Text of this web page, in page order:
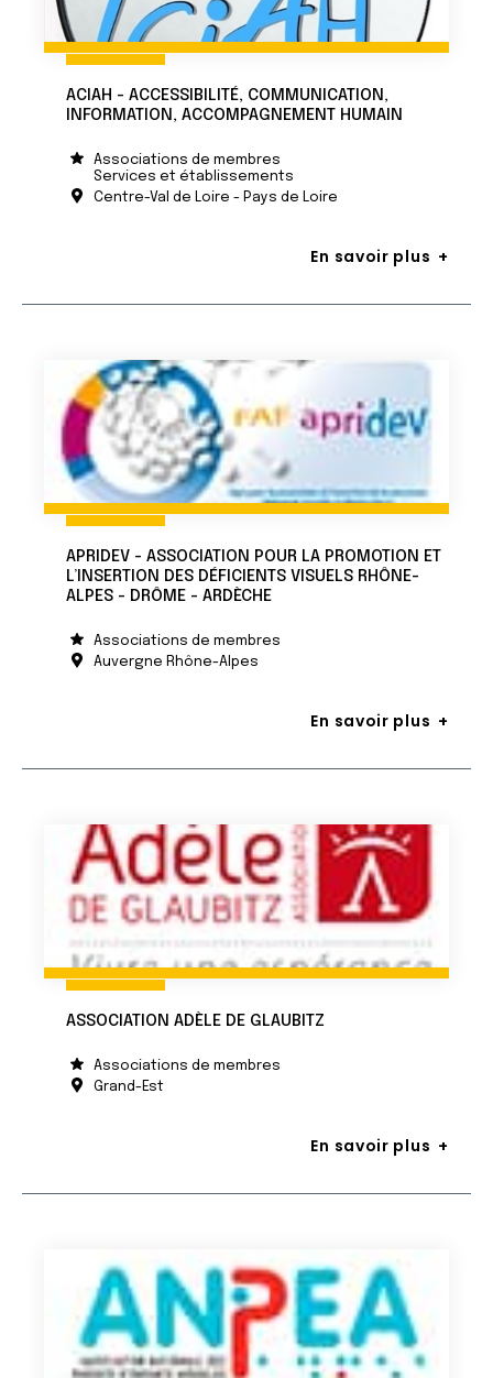
ACIAH - ACCESSIBILITÉ, COMMUNICATION,
INFORMATION, ACCOMPAGNEMENT HUMAIN
Associations de membres
Services et établissements
Centre-Val de Loire - Pays de Loire
En savoir plus
APRIDEV - ASSOCIATION POUR LA PROMOTION ET
L’INSERTION DES DÉFICIENTS VISUELS RHÔNE-
ALPES - DRÔME - ARDÈCHE
Associations de membres
Auvergne Rhône-Alpes
En savoir plus
ASSOCIATION ADÈLE DE GLAUBITZ
Associations de membres
Grand-Est
En savoir plus